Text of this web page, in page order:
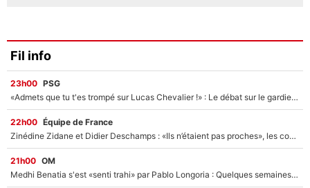
Fil info
23h00 PSG
«Admets que tu t'es trompé sur Lucas Chevalier !» : Le débat sur le gardien du PSG vire au clash à l'After Foot
22h00 Équipe de France
Zinédine Zidane et Didier Deschamps : «Ils n’étaient pas proches», les confidences d’un membre de l’équipe de France 1998 sur leur relation spéciale
21h00 OM
Medhi Benatia s'est «senti trahi» par Pablo Longoria : Quelques semaines après son départ, l'ancien directeur de football de l'OM règle ses comptes